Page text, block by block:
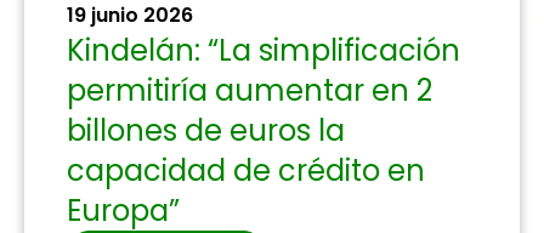
19 junio 2026
Kindelán: “La simplificación
permitiría aumentar en 2
billones de euros la
capacidad de crédito en
Europa”